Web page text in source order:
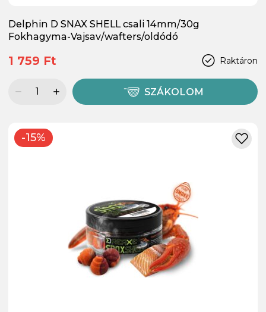
Delphin D SNAX SHELL csali 14mm/30g
Fokhagyma-Vajsav/wafters/oldódó
Raktáron
1 759 Ft
SZÁKOLOM
-15%